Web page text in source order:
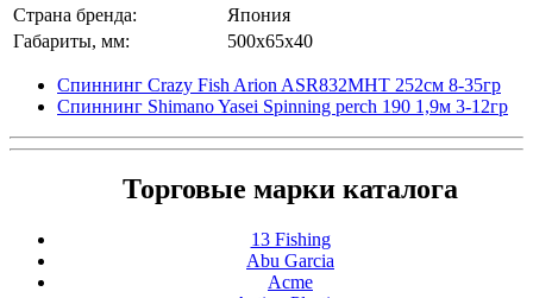
Страна бренда:
Япония
Габариты, мм:
500x65x40
Спиннинг Crazy Fish Arion ASR832MHT 252см 8-35гр
Спиннинг Shimano Yasei Spinning perch 190 1,9м 3-12гр
Торговые марки каталога
13 Fishing
Abu Garcia
Acme